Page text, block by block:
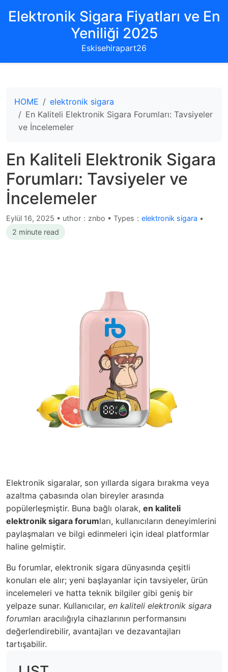
Elektronik Sigara Fiyatları ve En
Yeniliği 2025
Eskisehirapart26
HOME
elektronik sigara
En Kaliteli Elektronik Sigara Forumları: Tavsiyeler
ve İncelemeler
En Kaliteli Elektronik Sigara
Forumları: Tavsiyeler ve
İncelemeler
Eylül 16, 2025 • uthor：znbo • Types： elektronik sigara •
2 minute read
Elektronik sigaralar, son yıllarda sigara bırakma veya
azaltma çabasında olan bireyler arasında
popülerleşmiştir. Buna bağlı olarak, en kaliteli
elektronik sigara forumları, kullanıcıların deneyimlerini
paylaşmaları ve bilgi edinmeleri için ideal platformlar
haline gelmiştir.
Bu forumlar, elektronik sigara dünyasında çeşitli
konuları ele alır; yeni başlayanlar için tavsiyeler, ürün
incelemeleri ve hatta teknik bilgiler gibi geniş bir
yelpaze sunar. Kullanıcılar, en kaliteli elektronik sigara
forumları aracılığıyla cihazlarının performansını
değerlendirebilir, avantajları ve dezavantajları
tartışabilir.